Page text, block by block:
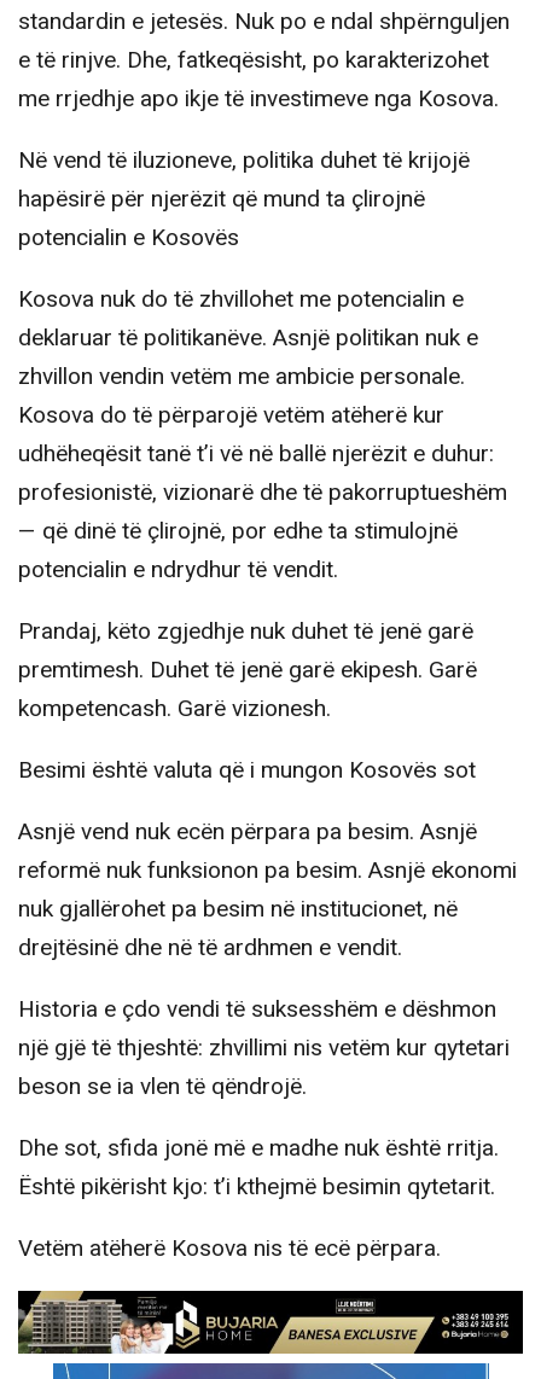
standardin e jetesës. Nuk po e ndal shpërnguljen
e të rinjve. Dhe, fatkeqësisht, po karakterizohet
me rrjedhje apo ikje të investimeve nga Kosova.
Në vend të iluzioneve, politika duhet të krijojë
hapësirë për njerëzit që mund ta çlirojnë
potencialin e Kosovës
Kosova nuk do të zhvillohet me potencialin e
deklaruar të politikanëve. Asnjë politikan nuk e
zhvillon vendin vetëm me ambicie personale.
Kosova do të përparojë vetëm atëherë kur
udhëheqësit tanë t’i vë në ballë njerëzit e duhur:
profesionistë, vizionarë dhe të pakorruptueshëm
— që dinë të çlirojnë, por edhe ta stimulojnë
potencialin e ndrydhur të vendit.
Prandaj, këto zgjedhje nuk duhet të jenë garë
premtimesh. Duhet të jenë garë ekipesh. Garë
kompetencash. Garë vizionesh.
Besimi është valuta që i mungon Kosovës sot
Asnjë vend nuk ecën përpara pa besim. Asnjë
reformë nuk funksionon pa besim. Asnjë ekonomi
nuk gjallërohet pa besim në institucionet, në
drejtësinë dhe në të ardhmen e vendit.
Historia e çdo vendi të suksesshëm e dëshmon
një gjë të thjeshtë: zhvillimi nis vetëm kur qytetari
beson se ia vlen të qëndrojë.
Dhe sot, sfida jonë më e madhe nuk është rritja.
Është pikërisht kjo: t’i kthejmë besimin qytetarit.
Vetëm atëherë Kosova nis të ecë përpara.